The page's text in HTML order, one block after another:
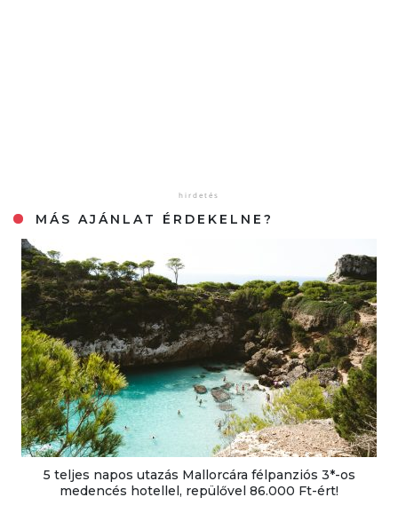
MÁS AJÁNLAT ÉRDEKELNE?
5 teljes napos utazás Mallorcára félpanziós 3*-os
medencés hotellel, repülővel 86.000 Ft-ért!